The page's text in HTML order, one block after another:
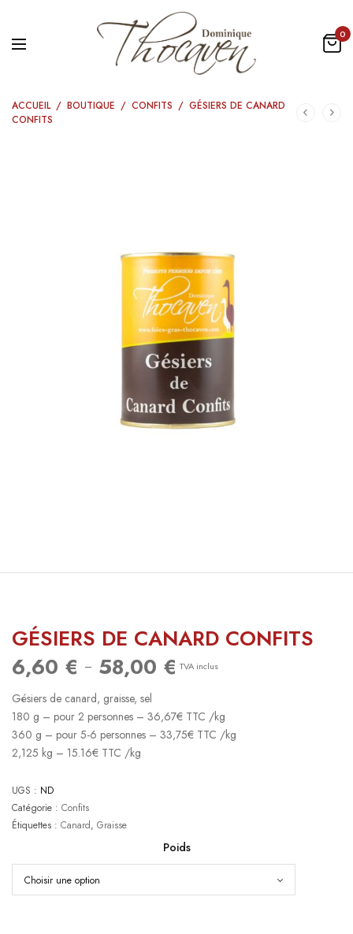
0
ACCUEIL / BOUTIQUE / CONFITS / GÉSIERS DE CANARD
CONFITS
GÉSIERS DE CANARD CONFITS
6,60 € – 58,00 € Plage
à
58,00 €
TVA inclus
Gésiers de canard, graisse, sel
180 g – pour 2 personnes – 36,67€ TTC /kg
360 g – pour 5-6 personnes – 33,75€ TTC /kg
2,125 kg – 15.16€ TTC /kg
UGS : ND
Catégorie : Confits
Étiquettes : Canard, Graisse
Poids